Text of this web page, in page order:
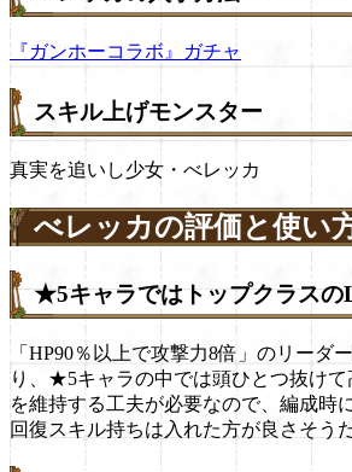
『ガンホーコラボ』ガチャ
スキル上げモンスター
真実を追いし少女・べレッカ
べレッカの評価と使い
★5キャラではトップクラスの
「HP90％以上で攻撃力8倍」のリーダ
り、★5キャラの中では頭ひとつ抜けて
を維持する工夫が必要なので、編成時
回復スキル持ちは入れた方が良さそうだ